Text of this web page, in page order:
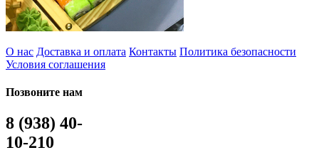
О нас Доставка и оплата Контакты Политика безопасности
Условия соглашения
Позвоните нам
8 (938) 40-
10-210